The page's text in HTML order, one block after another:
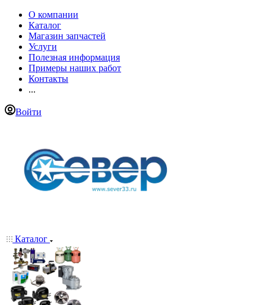
О компании
Каталог
Магазин запчастей
Услуги
Полезная информация
Примеры наших работ
Контакты
...
Войти
Каталог